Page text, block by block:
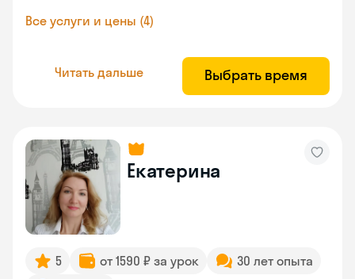
Все услуги и цены (4)
Читать дальше Выбрать время
Екатерина
5 от 1590 ₽ за урок
30 лет опыта